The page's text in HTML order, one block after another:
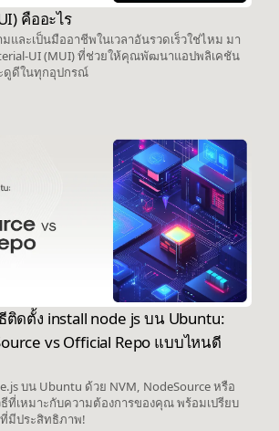
คืออะไร
มและเป็นมืออาชีพในเวลาอันรวดเร็วใช่ไหม มา
UI (MUI) ที่ช่วยให้คุณพัฒนาแอปพลิเคชัน
ดูดีในทุกอุปกรณ์
ติดตั้ง install node js บน Ubuntu:
vs Official Repo แบบไหนดี
บน Ubuntu ด้วย NVM, NodeSource หรือ
ธีที่เหมาะกับความต้องการของคุณ พร้อมเปรียบ
มีประสิทธิภาพ!